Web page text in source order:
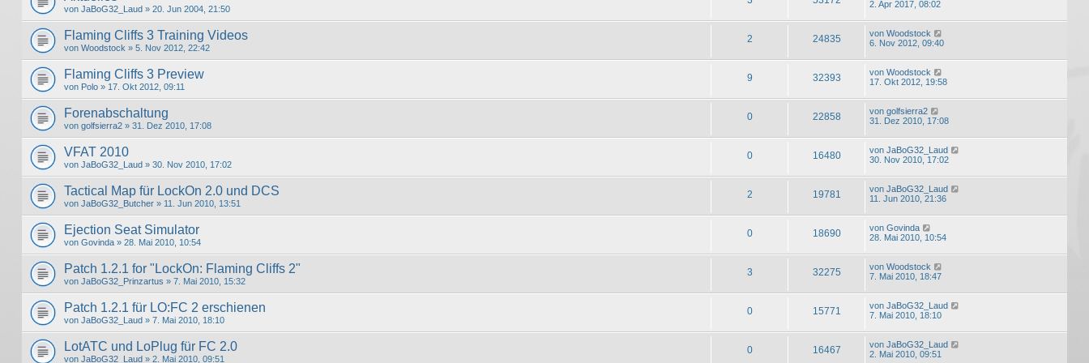
von JaBoG32_Laud » 20. Jun 2004, 21:50 2. Apr 2017, 08:02
Flaming Cliffs 3 Training Videos
von Woodstock » 5. Nov 2012, 22:42
2 24835 von Woodstock
6. Nov 2012, 09:40
Flaming Cliffs 3 Preview
von Polo » 17. Okt 2012, 09:11
9 32393 von Woodstock
17. Okt 2012, 19:58
Forenabschaltung
von golfsierra2 » 31. Dez 2010, 17:08
0 22858 von golfsierra2
31. Dez 2010, 17:08
VFAT 2010
von JaBoG32_Laud » 30. Nov 2010, 17:02
0 16480 von JaBoG32_Laud
30. Nov 2010, 17:02
Tactical Map für LockOn 2.0 und DCS
von JaBoG32_Butcher » 11. Jun 2010, 13:51
2 19781 von JaBoG32_Laud
11. Jun 2010, 21:36
Ejection Seat Simulator
von Govinda » 28. Mai 2010, 10:54
0 18690 von Govinda
28. Mai 2010, 10:54
Patch 1.2.1 for "LockOn: Flaming Cliffs 2"
von JaBoG32_Prinzartus » 7. Mai 2010, 15:32
3 32275 von Woodstock
7. Mai 2010, 18:47
Patch 1.2.1 für LO:FC 2 erschienen
von JaBoG32_Laud » 7. Mai 2010, 18:10
0 15771 von JaBoG32_Laud
7. Mai 2010, 18:10
LotATC und LoPlug für FC 2.0
von JaBoG32_Laud » 2. Mai 2010, 09:51
0 16467 von JaBoG32_Laud
2. Mai 2010, 09:51